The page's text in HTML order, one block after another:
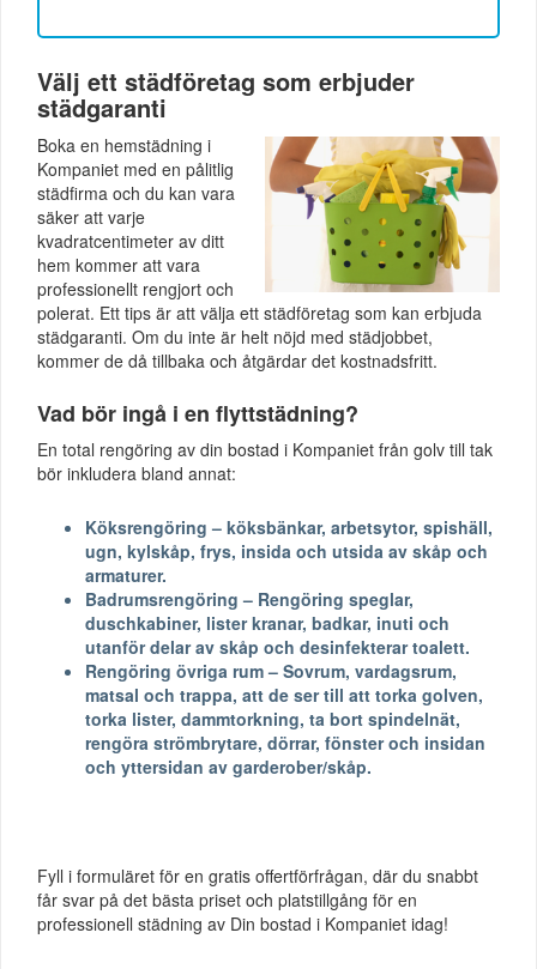
Välj ett städföretag som erbjuder
städgaranti
Boka en hemstädning i
Kompaniet med en pålitlig
städfirma och du kan vara
säker att varje
kvadratcentimeter av ditt
hem kommer att vara
professionellt rengjort och
polerat. Ett tips är att välja ett städföretag som kan erbjuda
städgaranti. Om du inte är helt nöjd med städjobbet,
kommer de då tillbaka och åtgärdar det kostnadsfritt.
Vad bör ingå i en flyttstädning?
En total rengöring av din bostad i Kompaniet från golv till tak
bör inkludera bland annat:
Köksrengöring – köksbänkar, arbetsytor, spishäll,
ugn, kylskåp, frys, insida och utsida av skåp och
armaturer.
Badrumsrengöring – Rengöring speglar,
duschkabiner, lister kranar, badkar, inuti och
utanför delar av skåp och desinfekterar toalett.
Rengöring övriga rum – Sovrum, vardagsrum,
matsal och trappa, att de ser till att torka golven,
torka lister, dammtorkning, ta bort spindelnät,
rengöra strömbrytare, dörrar, fönster och insidan
och yttersidan av garderober/skåp.
Fyll i formuläret för en gratis offertförfrågan, där du snabbt
får svar på det bästa priset och platstillgång för en
professionell städning av Din bostad i Kompaniet idag!